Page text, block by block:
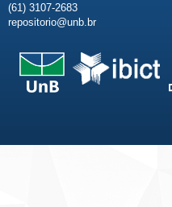
(61) 3107-2683
repositorio@unb.br